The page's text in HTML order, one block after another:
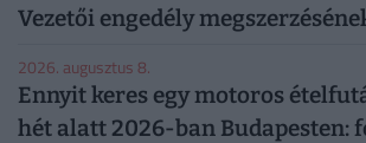
Vezetői engedély
2026. augusztus 8.
Ennyit keres egy motoros
hét alatt 2026-ban Budapesten: